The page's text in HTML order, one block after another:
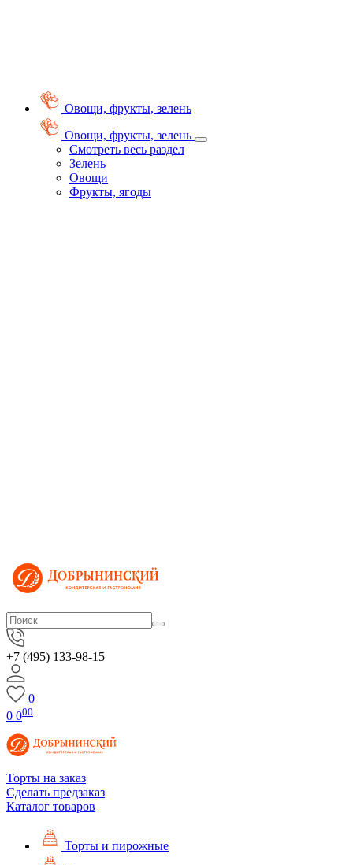
Овощи, фрукты, зелень
Овощи, фрукты, зелень
Смотреть весь раздел
Зелень
Овощи
Фрукты, ягоды
+7 (495) 133-98-15
0
0 000
Торты на заказ
Сделать предзаказ
Каталог товаров
Торты и пирожные